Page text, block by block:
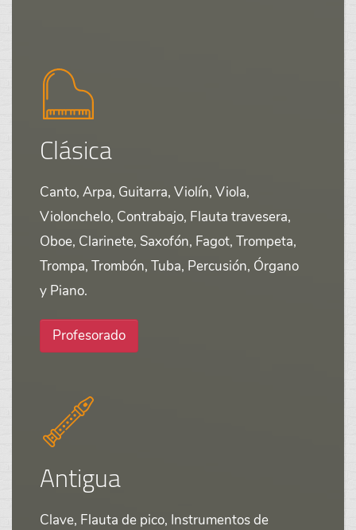
Clásica
Canto, Arpa, Guitarra, Violín, Viola,
Violonchelo, Contrabajo, Flauta travesera,
Oboe, Clarinete, Saxofón, Fagot, Trompeta,
Trompa, Trombón, Tuba, Percusión, Órgano
y Piano.
Profesorado
Antigua
Clave, Flauta de pico, Instrumentos de